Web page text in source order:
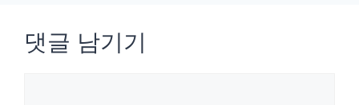
댓글 남기기